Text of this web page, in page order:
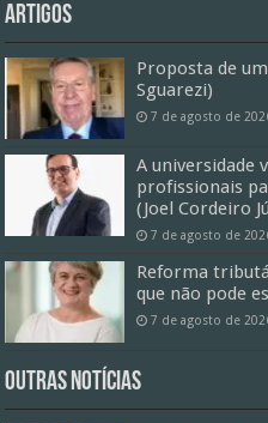
Artigos
Proposta de
Sguarezi)
7 de agosto de
A universidade
profissionais
(Joel Cordeiro
7 de agosto de
Reforma
que não pode
7 de agosto de
Outras Notícias